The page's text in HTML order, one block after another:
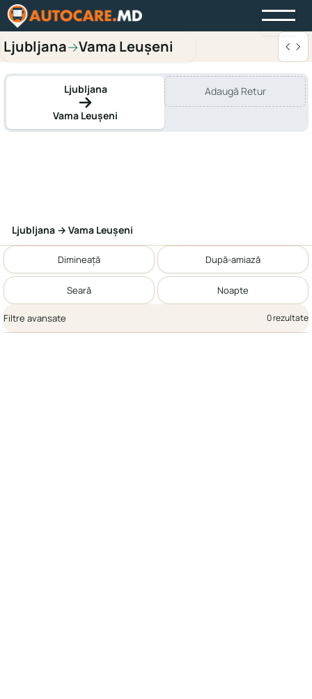
Ljubljana→Vama Leușeni
Ljubljana
Vama Leușeni
Adaugă Retur
Ljubljana → Vama Leușeni
Dimineață După-amiază
Seară Noapte
Filtre avansate 0 rezultate